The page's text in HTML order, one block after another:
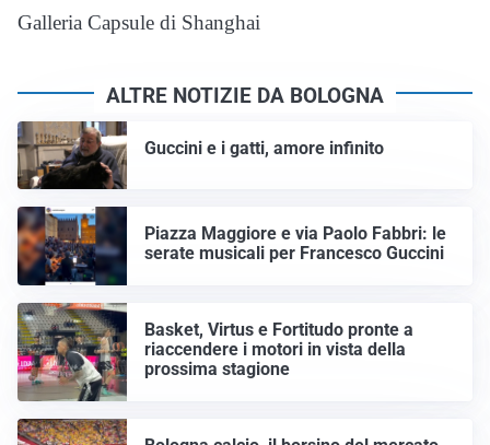
Galleria Capsule di Shanghai
ALTRE NOTIZIE DA BOLOGNA
Guccini e i gatti, amore infinito
Piazza Maggiore e via Paolo Fabbri: le
serate musicali per Francesco Guccini
Basket, Virtus e Fortitudo pronte a
riaccendere i motori in vista della
prossima stagione